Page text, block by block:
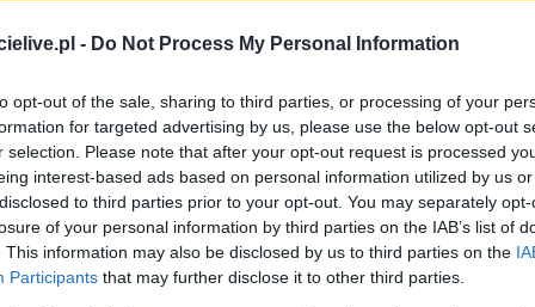
- Do Not Process My Personal Information
opt-out of the sale, sharing to third parties, or processing of your
for targeted advertising by us, please use the below opt-out
selection. Please note that after your opt-out request is processed
interest-based ads based on personal information utilized by us
to third parties prior to your opt-out. You may separately
of your personal information by third parties on the IAB’s list of
This information may also be disclosed by us to third parties on the
Participants that may further disclose it to other third parties.
ZOBACZ WIĘCEJ (2)
M PKT Z R